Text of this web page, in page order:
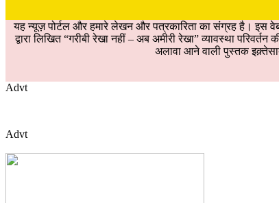
यह न्यूज़ पोर्टल और हमारे लेखन और पत्रकारिता का संग्रह है। इस
द्वारा लिखित “गरीबी रेखा नहीं – अब अमीरी रेखा” व्यावस्था
अलावा आने वाली पुस्तक
Advt
Advt